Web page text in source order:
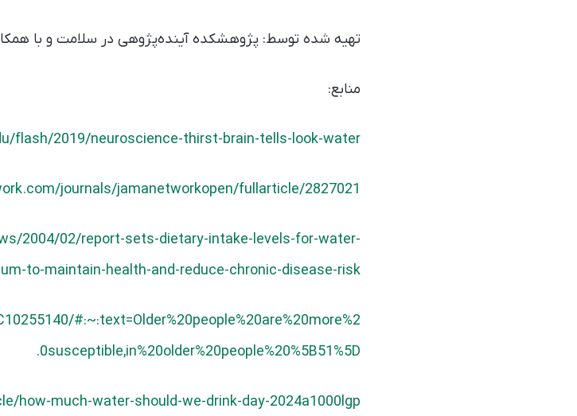
تهیه شده توسط: پژوهشکده آینده‌پژوهی در سلامت و با
منابع:
flash/2019/neuroscience-thirst-brain-tells-look-water
journals/jamanetworkopen/fullarticle/2827021
2004/02/report-sets-dietary-intake-levels-for-water-
to-maintain-health-and-reduce-chronic-disease-risk
#:~:text=Older%20people%20are%20more%2
0susceptible,in%20older%20people%20%5B51%5D.
how-much-water-should-we-drink-day-2024a1000lgp